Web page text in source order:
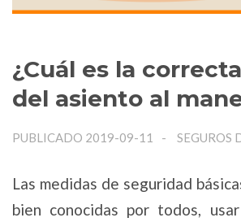
¿Cuál es la
del asiento al
PUBLICADO 2019-09-11 SEGUROS
Las medidas de seguridad
bien conocidas por todos,